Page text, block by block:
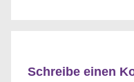
Schreibe einen